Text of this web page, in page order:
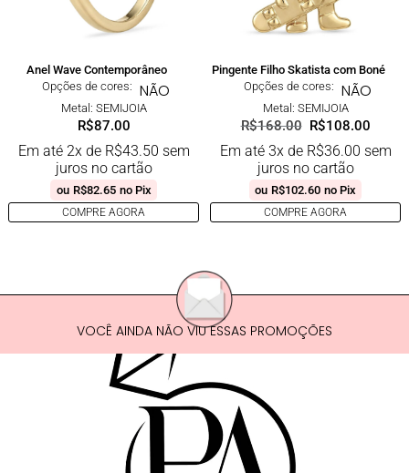
Anel Wave Contemporâneo
Opções de cores: NÃO
Metal: SEMIJOIA
R$87.00
Em até 2x de R$43.50 sem
juros no cartão
ou R$82.65 no Pix
COMPRE AGORA
Pingente Filho Skatista com Boné
Opções de cores: NÃO
Metal: SEMIJOIA
R$168.00 R$108.00
Em até 3x de R$36.00 sem
juros no cartão
ou R$102.60 no Pix
COMPRE AGORA
VOCÊ AINDA NÃO VIU ESSAS PROMOÇÕES